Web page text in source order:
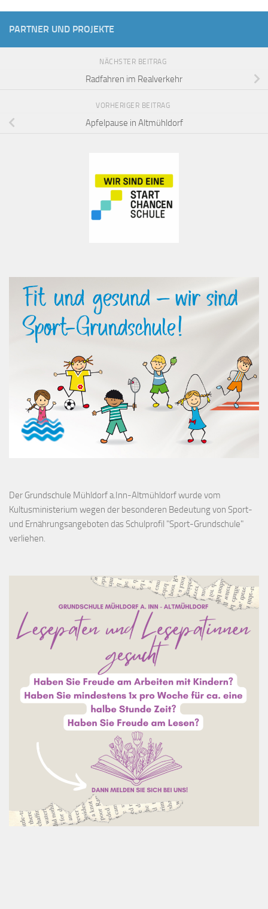
PARTNER UND PROJEKTE
NÄCHSTER BEITRAG
Radfahren im Realverkehr
VORHERIGER BEITRAG
Apfelpause in Altmühldorf
Der Grundschule Mühldorf a.Inn-Altmühldorf wurde vom
Kultusministerium wegen der besonderen Bedeutung von Sport-
und Ernährungsangeboten das Schulprofil "Sport-Grundschule"
verliehen.